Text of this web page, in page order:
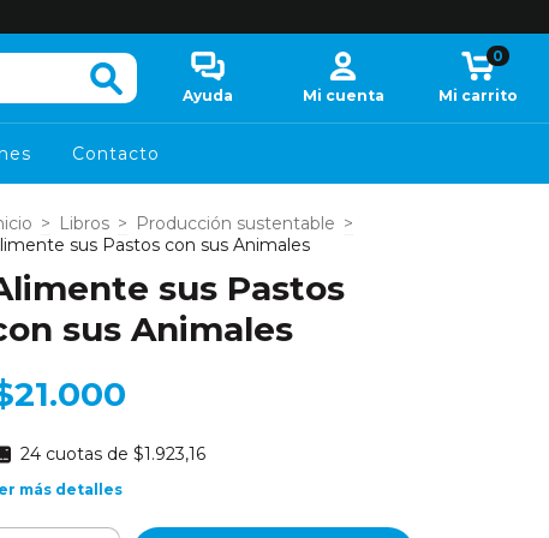
Ayuda Mi cuenta Mi carrito
0
Contacto
> Libros > Producción sustentable >
sus Pastos con sus Animales
sus Pastos
sus Animales
24 cuotas de $1.923,16
más detalles